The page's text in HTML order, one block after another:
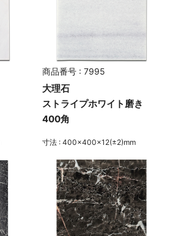
商品番号 : 7995
大理石
ストライプホワイト磨き
400角
寸法 : 400×400×12(±2)mm